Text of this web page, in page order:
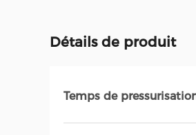
Détails de produit
Temps de